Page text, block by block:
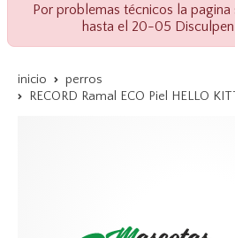
Por problemas técnicos la pagina
hasta el 20-05
inicio
perros
RECORD Ramal ECO Piel HELLO